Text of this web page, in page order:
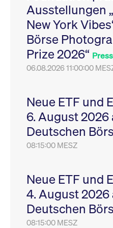
Ausstellungen
New York
Börse
Prize 2026“
06.08.2026 11:00:00
Neue ETF und
6. August 2026
Deutschen
08:15:00 MESZ
Neue ETF und
4. August 2026
Deutschen
08:15:00 MESZ
VISITOR_PRIVACY_METADATA